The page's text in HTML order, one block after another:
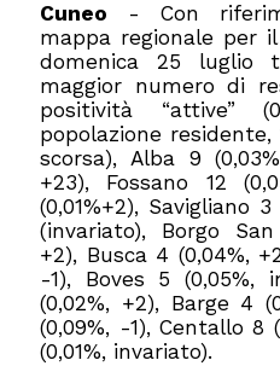
Cuneo - Con
mappa regionale per
domenica 25
maggior numero di
positività “attive”
popolazione
scorsa), Alba 9
+23), Fossano 12
(0,01%+2), Savigliano
(invariato), Borgo
+2), Busca 4 (0,04%,
-1), Boves 5 (0,05%,
(0,02%, +2), Barge 4
(0,09%, -1), Centallo 8
(0,01%, invariato).